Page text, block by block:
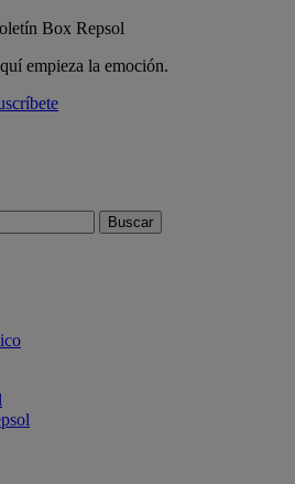
Box Repsol
empieza la emoción.